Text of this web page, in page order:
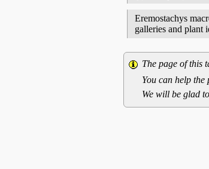
Eremostachys
galleries and plant
The page of this
You can help the
We will be glad